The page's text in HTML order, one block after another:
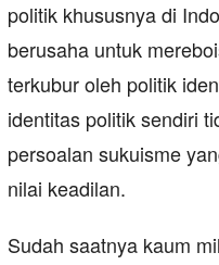
politik khususnya di
berusaha untuk
terkubur oleh politik
identitas politik sendiri
persoalan sukuisme
nilai keadilan.
Sudah saatnya kaum